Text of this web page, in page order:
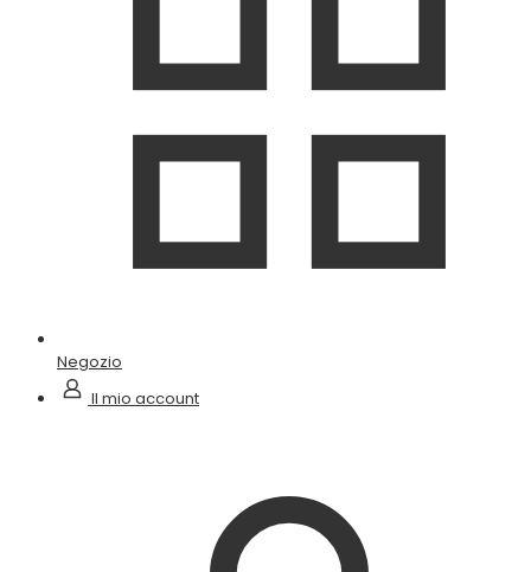
Negozio
Il mio account